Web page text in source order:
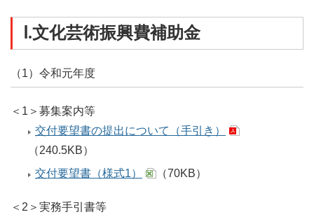
Ⅰ.文化芸術振興費補助金
（1）令和元年度
＜1＞募集案内等
交付要望書の提出について（手引き）
（240.5KB）
交付要望書（様式1）
（70KB）
＜2＞実務手引書等